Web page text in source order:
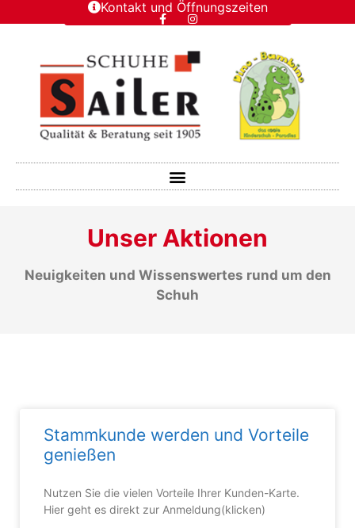
Kontakt und Öffnungszeiten
Unser Aktionen
Neuigkeiten und Wissenswertes rund um den
Schuh
Stammkunde werden und Vorteile
genießen
Nutzen Sie die vielen Vorteile Ihrer Kunden-Karte.
Hier geht es direkt zur Anmeldung(klicken)